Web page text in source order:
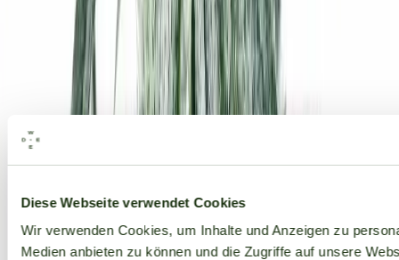
Diese Webseite verwendet Cookies
Wir verwenden Cookies, um Inhalte und Anzeigen zu
Medien anbieten zu können und die Zugriffe auf unsere